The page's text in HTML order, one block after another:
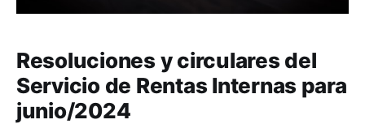
Resoluciones y circulares del
Servicio de Rentas Internas para
junio/2024